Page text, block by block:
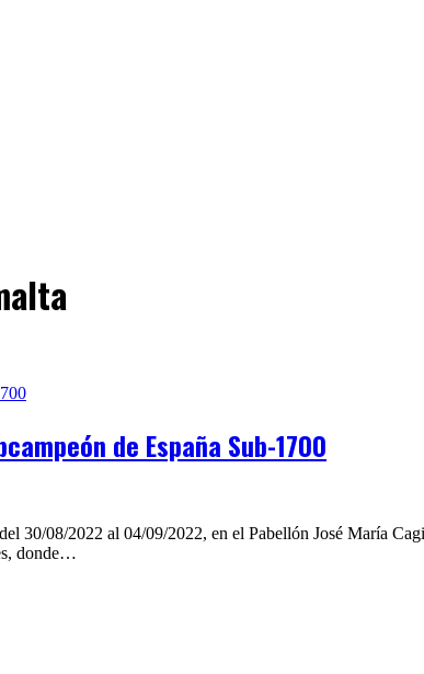
de España Sub-1700
30/08/2022 al 04/09/2022, en el Pabellón José María
donde…